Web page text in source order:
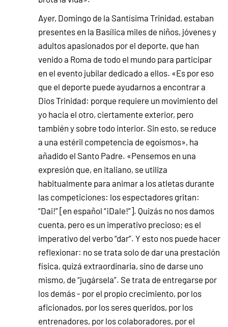
Ayer, Domingo de la Santísima Trinidad, estaban
presentes en la Basílica miles de niños, jóvenes y
adultos apasionados por el deporte, que han
venido a Roma de todo el mundo para participar
en el evento jubilar dedicado a ellos. «Es por eso
que el deporte puede ayudarnos a encontrar a
Dios Trinidad: porque requiere un movimiento del
yo hacia el otro, ciertamente exterior, pero
también y sobre todo interior. Sin esto, se reduce
a una estéril competencia de egoísmos», ha
añadido el Santo Padre. «Pensemos en una
expresión que, en italiano, se utiliza
habitualmente para animar a los atletas durante
las competiciones: los espectadores gritan:
“Dai!” [en español “¡Dale!”]. Quizás no nos damos
cuenta, pero es un imperativo precioso; es el
imperativo del verbo “dar”. Y esto nos puede hacer
reflexionar: no se trata solo de dar una prestación
física, quizá extraordinaria, sino de darse uno
mismo, de “jugársela”. Se trata de entregarse por
los demás - por el propio crecimiento, por los
aficionados, por los seres queridos, por los
entrenadores, por los colaboradores, por el